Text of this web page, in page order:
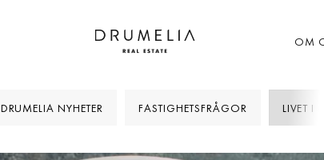
OM
DRUMELIA NYHETER FASTIGHETSFRÅGOR LIVET I